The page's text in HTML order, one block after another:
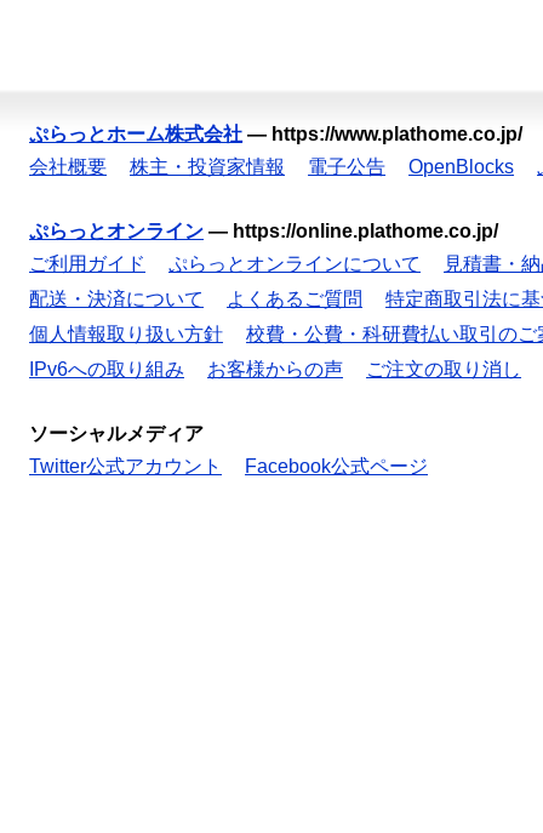
ぷらっとホーム株式会社 — https://www.plathome.co.jp/
会社概要
株主・投資家情報 電子公告 OpenBlocks
ぷらっとオンライン — https://online.plathome.co.jp/
ご利用ガイド
ぷらっとオンラインについて
見積書・
配送・決済について
よくあるご質問
特定商取引法に
個人情報取り扱い方針
校費・公費・科研費払い取引のご
IPv6への取り組み
お客様からの声 ご注文の取り消し
ソーシャルメディア
Twitter公式アカウント
Facebook公式ページ